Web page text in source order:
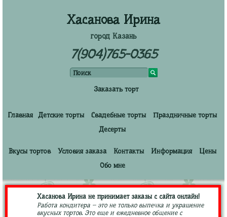
Хасанова Ирина
город Казань
7(904)765-0365
Заказать торт
Главная Детские торты Свадебные торты
Праздничные торты
Десерты
Вкусы тортов Условия заказа Контакты Информация
Цены
Обо мне
Хасанова Ирина не принимает заказы с сайта онлайн!
Работа кондитера – это не только выпечка и украшение
вкусных тортов. Это еще и ежедневное общение с